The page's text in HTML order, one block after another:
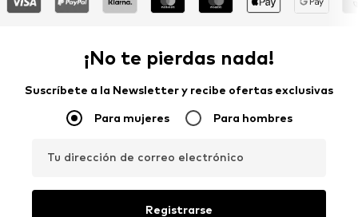
¡No te pierdas nada!
Suscríbete a la Newsletter y recibe ofertas exclusivas
Para mujeres Para hombres
Tu dirección de correo electrónico
Registrarse